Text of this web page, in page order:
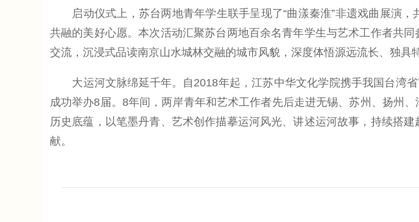
启动仪式上，苏台两地青年学生联手呈现了“曲漾秦淮”非遗戏曲展演，
共融的美好心愿。本次活动汇聚苏台两地百余名青年学生与艺术工作者共
交流，沉浸式品读南京山水城林交融的城市风貌，深度体悟源远流长、独具
大运河文脉绵延千年。自2018年起，江苏中华文化学院携手我国台湾省
成功举办8届。8年间，两岸青年和艺术工作者先后走进无锡、苏州、扬州
历史底蕴，以笔墨丹青、艺术创作描摹运河风光、讲述运河故事，持续搭
献。